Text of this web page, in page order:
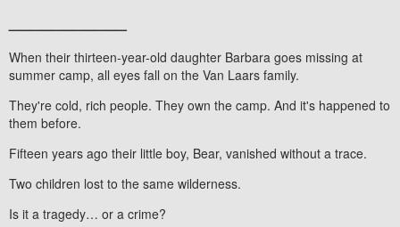
When their thirteen-year-old daughter Barbara goes missing at
summer camp, all eyes fall on the Van Laars family.
They're cold, rich people. They own the camp. And it's happened to
them before.
Fifteen years ago their little boy, Bear, vanished without a trace.
Two children lost to the same wilderness.
Is it a tragedy… or a crime?